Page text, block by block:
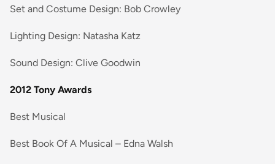
Set and Costume Design: Bob Crowley
Lighting Design: Natasha Katz
Sound Design: Clive Goodwin
2012 Tony Awards
Best Musical
Best Book Of A Musical – Edna Walsh